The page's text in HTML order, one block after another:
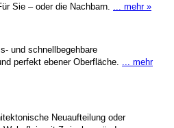
Sie – oder die Nachbarn.
... mehr »
und schnellbegehbare
perfekt ebener Oberfläche.
... mehr
Neuaufteilung oder